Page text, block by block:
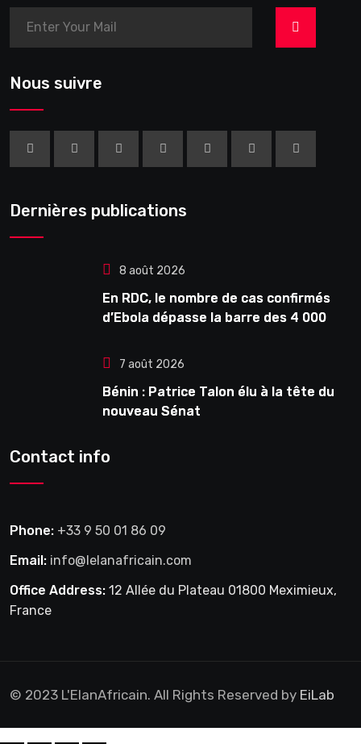
>
Nous suivre
Dernières publications
8 août 2026
En RDC, le nombre de cas confirmés
d’Ebola dépasse la barre des 4 000
7 août 2026
Bénin : Patrice Talon élu à la tête du
nouveau Sénat
Contact info
Phone: +33 9 50 01 86 09
Email: info@lelanafricain.com
Office Address: 12 Allée du Plateau 01800 Meximieux,
France
© 2023 L'ElanAfricain. All Rights Reserved by EiLab